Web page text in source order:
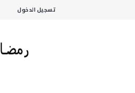
تسجيل الدخول